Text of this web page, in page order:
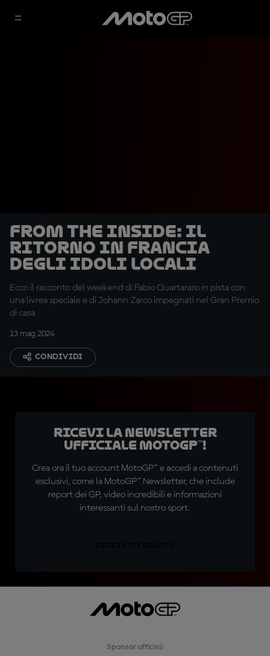
From the Inside: il
ritorno in Francia
degli idoli locali
Ecco il racconto del weekend di Fabio Quartararo in pista con
una livrea speciale e di Johann Zarco impegnati nel Gran Premio
di casa
13 mag 2024
CONDIVIDI
Ricevi la newsletter
ufficiale MotoGP™!
Crea ora il tuo account MotoGP™ e accedi a contenuti
esclusivi, come la MotoGP™ Newsletter, che include
report dei GP, video incredibili e informazioni
interessanti sul nostro sport.
Sponsor ufficiali